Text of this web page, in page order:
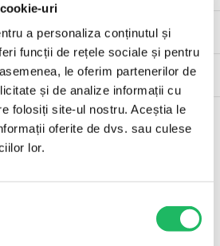
uri
a personaliza conținutul și
funcții de rețele sociale și pentru
le oferim partenerilor de
și de analize informații cu
folosiți site-ul nostru. Aceștia le
oferite de dvs. sau culese
lor.
Da
CE
de 1-3 zile de la plasarea